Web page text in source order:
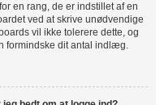
en rang, de er indstillet af en
ved at skrive unødvendige
vil ikke tolerere dette, og
formindske dit antal indlæg.